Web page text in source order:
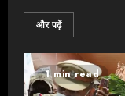
और पढ़ें
1 min read